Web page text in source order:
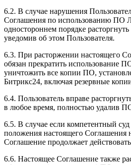
6.2. В случае нарушения
Соглашения по использованию ПО
одностороннем порядке
уведомив об этом Пользователя.
6.3. При расторжении настоящего
обязан прекратить использование
уничтожить все копии ПО,
Битрикс24, включая резервные
6.4. Пользователь вправе
в любое время, полностью удалив
6.5. В случае если компетентный
положения настоящего Соглашения
Соглашение продолжает
6.6. Настоящее Соглашение также